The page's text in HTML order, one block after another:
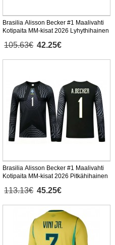
Brasilia Alisson Becker #1 Maalivahti
Kotipaita MM-kisat 2026 Lyhythihainen
105.63€ 42.25€
Brasilia Alisson Becker #1 Maalivahti
Kotipaita MM-kisat 2026 Pitkähihainen
113.13€ 45.25€